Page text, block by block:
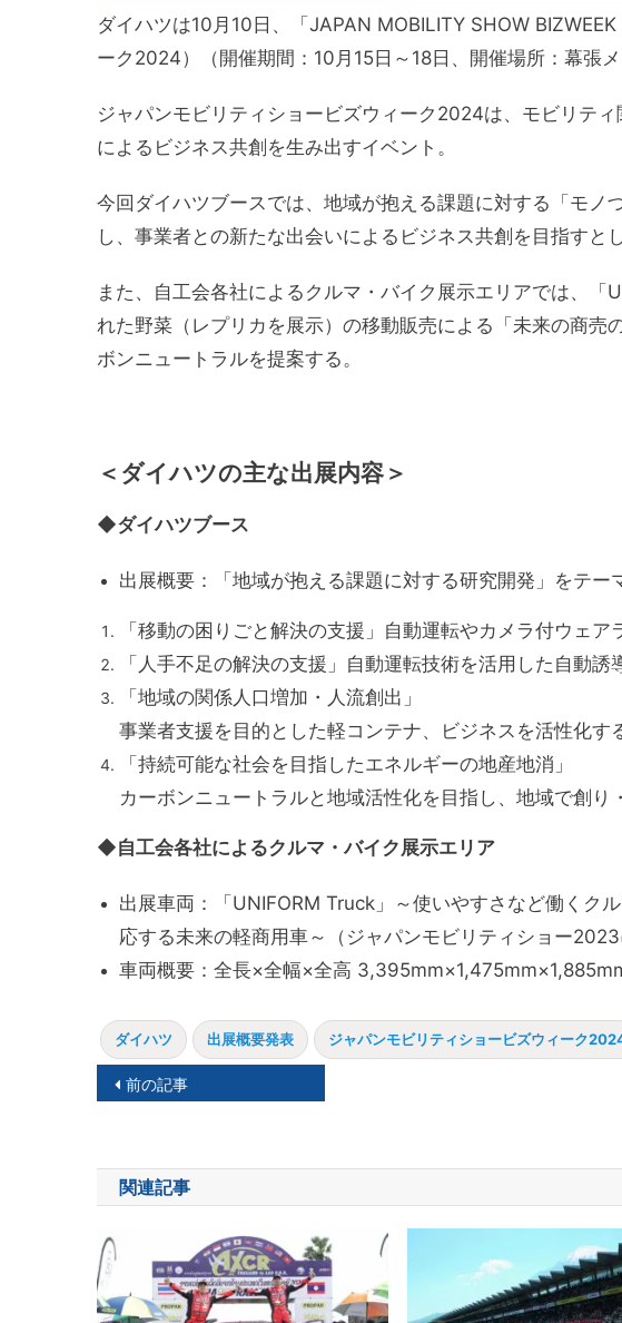
ダイハツは10月10日、「JAPAN MOBILITY SHOW
ーク2024）（開催期間：10月15日～18日、開催場所：幕張
ジャパンモビリティショービズウィーク2024は、モビリテ
によるビジネス共創を生み出すイベント。
今回ダイハツブースでは、地域が抱える課題に対する「モノ
し、事業者との新たな出会いによるビジネス共創を目指すと
また、自工会各社によるクルマ・バイク展示エリアでは、「
れた野菜（レプリカを展示）の移動販売による「未来の商売
ボンニュートラルを提案する。
＜ダイハツの主な出展内容＞
◆ダイハツブース
出展概要：「地域が抱える課題に対する研究開発」をテー
「移動の困りごと解決の支援」自動運転やカメラ付ウェア
「人手不足の解決の支援」自動運転技術を活用した自動誘
「地域の関係人口増加・人流創出」
事業者支援を目的とした軽コンテナ、ビジネスを活性化す
「持続可能な社会を目指したエネルギーの地産地消」
カーボンニュートラルと地域活性化を目指し、地域で創り
◆自工会各社によるクルマ・バイク展示エリア
出展車両：「UNIFORM Truck」～使いやすさなど働くク
応する未来の軽商用車～（ジャパンモビリティショー2023
車両概要：全長×全幅×全高
ダイハツ 出展概要発表 ジャパンモビリティショービズウィーク
投
ナ
ビ
ゲ
ー
前の記事
関連記事